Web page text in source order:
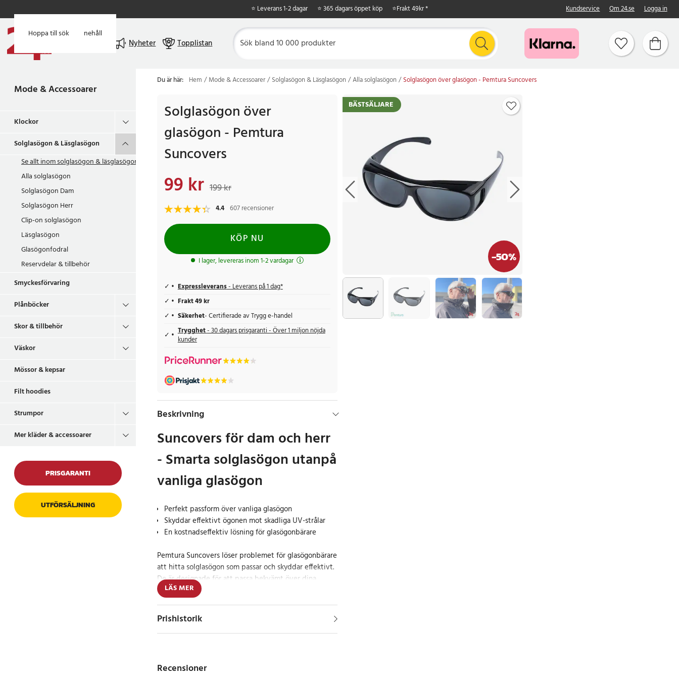
Hoppa till huvudinnehåll
Hoppa till sök
⭐ Leverans 1-2 dagar ⭐ 365 dagars öppet köp ⭐Frakt 49kr * Kundservice Om 24.se Logga in
Nyheter Topplistan
Mode & Accessoarer
Klockor
Solglasögon & Läsglasögon
Se allt inomsolglasögon & läsglasögon
Alla solglasögon
Solglasögon Dam
Solglasögon Herr
Clip-on solglasögon
Läsglasögon
Glasögonfodral
Reservdelar & tillbehör
Smyckesförvaring
Plånböcker
Skor & tillbehör
Väskor
Mössor & kepsar
Filt hoodies
Strumpor
Mer kläder & accessoarer
PRISGARANTI
UTFÖRSÄLJNING
Du är här: Hem Mode & Accessoarer Solglasögon & Läsglasögon Alla solglasögon Solglasögon över glasögon - Pemtura Suncovers
BÄSTSÄLJARE
-50%
Solglasögon över
glasögon - Pemtura
Suncovers
Nuvarande pris
99 kr 199 kr
4.4 607 recensioner
KÖP NU
I lager, levereras inom 1-2 vardagar
Expressleverans- Leverans på 1 dag*
Frakt 49 kr
Säkerhet- Certifierade av Trygg e-handel
Trygghet- 30 dagars prisgaranti - Över 1 miljon nöjda
kunder
Beskrivning
Suncovers för dam och herr
- Smarta solglasögon utanpå
vanliga glasögon
Perfekt passform över vanliga glasögon
Skyddar effektivt ögonen mot skadliga UV-strålar
En kostnadseffektiv lösning för glasögonbärare
Pemtura Suncovers löser problemet för glasögonbärare
att hitta solglasögon som passar och skyddar effektivt.
De är designade för att passa bekvämt över dina
vanliga glasögon och skydda dina ögon mot solens
farliga UV-strålar, allt utan att behöva betala för dyra
slipade solglasögon.
Suncovers från Pemtura: skydda dina ögon
LÄS MER
Prishistorik
Recensioner